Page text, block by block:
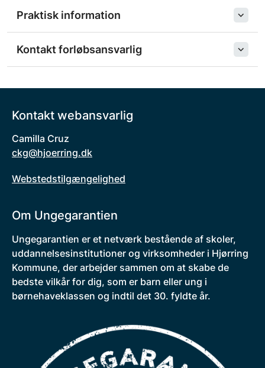
Praktisk information
Kontakt forløbsansvarlig
Kontakt webansvarlig
Camilla Cruz
ckg@hjoerring.dk
Webstedstilgængelighed
Om Ungegarantien
Ungegarantien er et netværk bestående af skoler,
uddannelsesinstitutioner og virksomheder i Hjørring
Kommune, der arbejder sammen om at skabe de
bedste vilkår for dig, som er barn eller ung i
børnehaveklassen og indtil det 30. fyldte år.